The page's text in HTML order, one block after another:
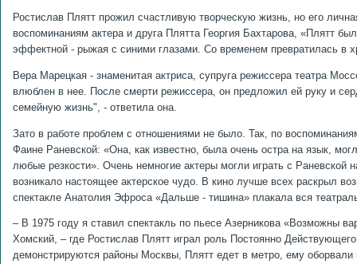
Ростислав Плятт прожил счастливую творческую жизнь, но его
воспоминаниям актера и друга Плятта Георгия Бахтарова, «Плятт
эффектной - рыжая с синими глазами. Со временем превратилась в
Вера Марецкая - знаменитая актриса, супруга режиссера театра
влюблен в нее. После смерти режиссера, он предложил ей руку и
семейную жизнь", - ответила она.
Зато в работе проблем с отношениями не было. Так, по
Фаине Раневской: «Она, как известно, была очень остра на язык,
любые резкости». Очень немногие актеры могли играть с
возникало настоящее актерское чудо. В кино лучше всех раскрыл
спектакле Анатолия Эфроса «Дальше - тишина» плакала вся
– В 1975 году я ставил спектакль по пьесе Азерникова «Возможны
Хомский, – где Ростислав Плятт играл роль Постоянно
демонстрируются районы Москвы, Плятт едет в метро, ему